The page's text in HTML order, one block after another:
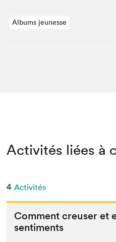
Albums jeunesse
Activités liées à
4 Activités
Com­ment creuser et
sentiments